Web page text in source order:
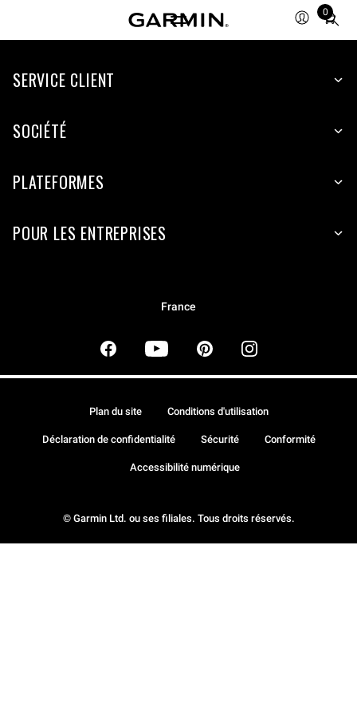
0
Total
items
cart:
SERVICE CLIENT
SOCIÉTÉ
PLATEFORMES
POUR LES ENTREPRISES
France
© Garmin Ltd. ou ses filiales. Tous droits réservés.
Plan du site Conditions d'utilisation
Déclaration de confidentialité Sécurité Conformité
Accessibilité numérique